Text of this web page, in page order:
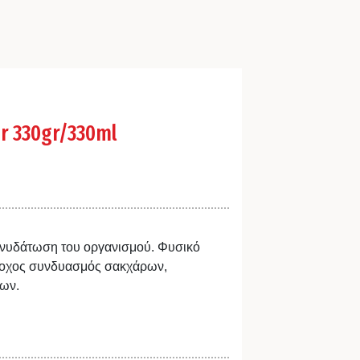
330gr/330ml
του οργανισμού. Φυσικό
συνδυασμός σακχάρων,